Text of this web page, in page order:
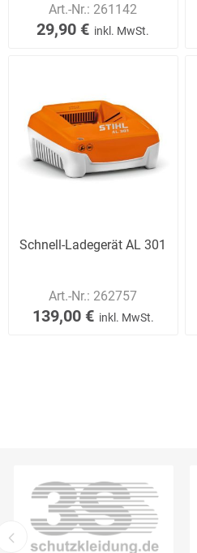
Art.-Nr.: 261142
29,90 € inkl. MwSt.
Schnell-Ladegerät AL 301
Art.-Nr.: 262757
139,00 € inkl. MwSt.